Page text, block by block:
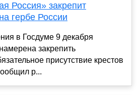
Россия» закрепит
гербе России
в Госдуме 9 декабря
закрепить
присутствие крестов
р...